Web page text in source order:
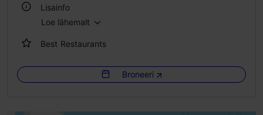
Lisainfo
Loe lähemalt
Best Restaurants
Broneeri